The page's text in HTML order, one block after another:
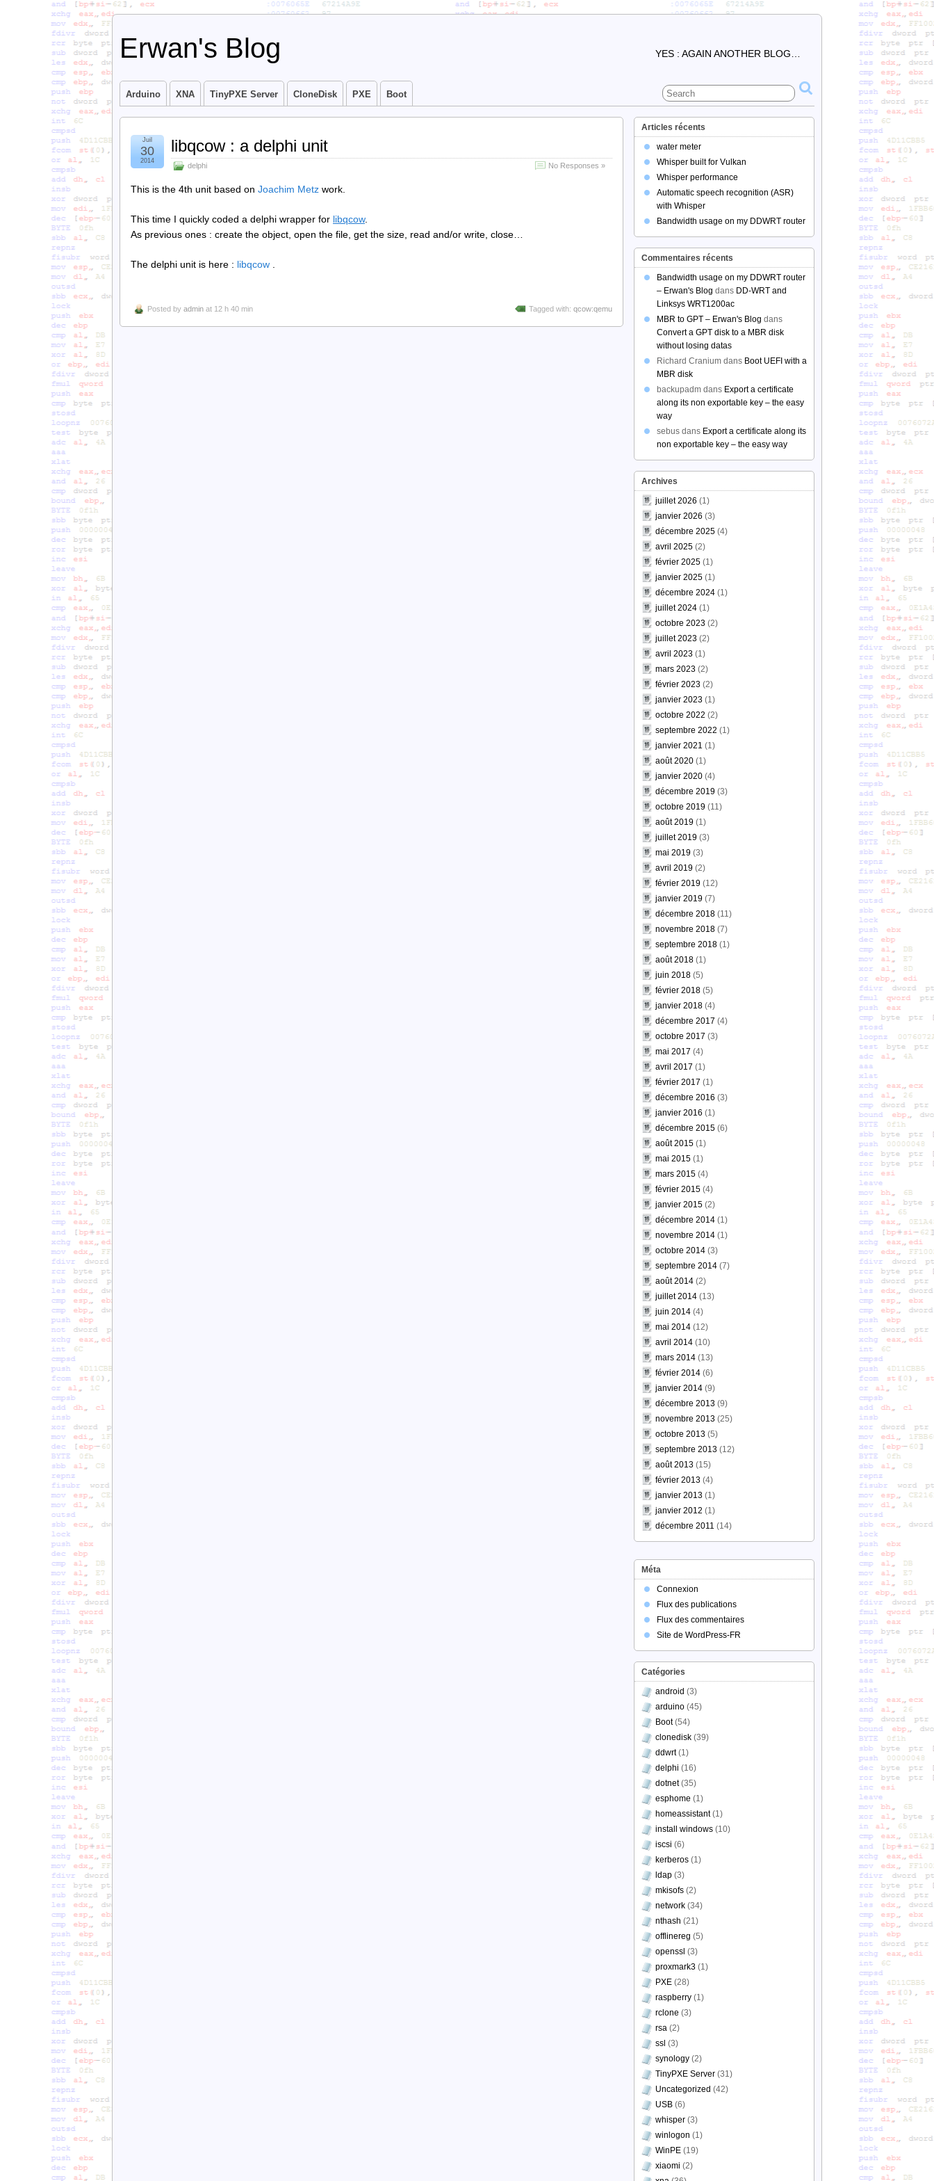
Erwan's Blog YES : AGAIN ANOTHER BLOG…
Arduino XNA TinyPXE Server CloneDisk PXE Boot
libqcow : a delphi unit
delphi No Responses »
Juil
30
2014
This is the 4th unit based on Joachim Metz work.
This time I quickly coded a delphi wrapper for libqcow.
As previous ones : create the object, open the file, get the size, read and/or write, close…
The delphi unit is here : libqcow
Posted by admin at 12 h 40 min Tagged with: qcow:qemu
Articles récents
water meter
Whisper built for Vulkan
Whisper performance
Automatic speech recognition (ASR)
with Whisper
Bandwidth usage on my DDWRT router
Commentaires récents
Bandwidth usage on my DDWRT router
– Erwan's Blog dans DD-WRT and
Linksys WRT1200ac
MBR to GPT – Erwan's Blog dans
Convert a GPT disk to a MBR disk
without losing datas
Richard Cranium dans Boot UEFI with a
MBR disk
backupadm dans Export a certificate
along its non exportable key – the easy
way
sebus dans Export a certificate along its
non exportable key – the easy way
Archives
juillet 2026 (1)
janvier 2026 (3)
décembre 2025 (4)
avril 2025 (2)
février 2025 (1)
janvier 2025 (1)
décembre 2024 (1)
juillet 2024 (1)
octobre 2023 (2)
juillet 2023 (2)
avril 2023 (1)
mars 2023 (2)
février 2023 (2)
janvier 2023 (1)
octobre 2022 (2)
septembre 2022 (1)
janvier 2021 (1)
août 2020 (1)
janvier 2020 (4)
décembre 2019 (3)
octobre 2019 (11)
août 2019 (1)
juillet 2019 (3)
mai 2019 (3)
avril 2019 (2)
février 2019 (12)
janvier 2019 (7)
décembre 2018 (11)
novembre 2018 (7)
septembre 2018 (1)
août 2018 (1)
juin 2018 (5)
février 2018 (5)
janvier 2018 (4)
décembre 2017 (4)
octobre 2017 (3)
mai 2017 (4)
avril 2017 (1)
février 2017 (1)
décembre 2016 (3)
janvier 2016 (1)
décembre 2015 (6)
août 2015 (1)
mai 2015 (1)
mars 2015 (4)
février 2015 (4)
janvier 2015 (2)
décembre 2014 (1)
novembre 2014 (1)
octobre 2014 (3)
septembre 2014 (7)
août 2014 (2)
juillet 2014 (13)
juin 2014 (4)
mai 2014 (12)
avril 2014 (10)
mars 2014 (13)
février 2014 (6)
janvier 2014 (9)
décembre 2013 (9)
novembre 2013 (25)
octobre 2013 (5)
septembre 2013 (12)
août 2013 (15)
février 2013 (4)
janvier 2013 (1)
janvier 2012 (1)
décembre 2011 (14)
Méta
Connexion
Flux des publications
Flux des commentaires
Site de WordPress-FR
Catégories
android (3)
arduino (45)
Boot(54)
clonedisk (39)
ddwrt(1)
delphi (16)
dotnet(35)
esphome (1)
homeassistant(1)
install windows (10)
iscsi (6)
kerberos (1)
ldap (3)
mkisofs (2)
network (34)
nthash (21)
offlinereg (5)
openssl (3)
proxmark3 (1)
PXE (28)
raspberry (1)
rclone (3)
rsa (2)
ssl (3)
synology (2)
TinyPXE Server (31)
Uncategorized (42)
USB (6)
whisper (3)
winlogon (1)
WinPE (19)
xiaomi (2)